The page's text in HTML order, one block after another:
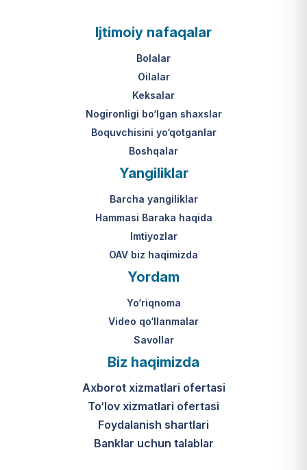
Ijtimoiy nafaqalar
Bolalar
Oilalar
Keksalar
Nogironligi bo‘lgan shaxslar
Boquvchisini yo‘qotganlar
Boshqalar
Yangiliklar
Barcha yangiliklar
Hammasi Baraka haqida
Imtiyozlar
OAV biz haqimizda
Yordam
Yo‘riqnoma
Video qo‘llanmalar
Savollar
Biz haqimizda
Axborot xizmatlari ofertasi
To‘lov xizmatlari ofertasi
Foydalanish shartlari
Banklar uchun talablar